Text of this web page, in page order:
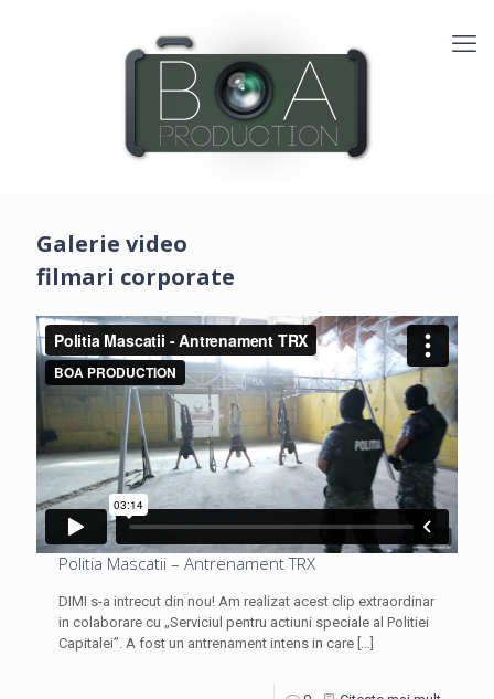
Galerie video
filmari corporate
Politia Mascatii – Antrenament TRX
DIMI s-a intrecut din nou! Am realizat acest clip extraordinar
in colaborare cu „Serviciul pentru actiuni speciale al Politiei
Capitalei”. A fost un antrenament intens in care